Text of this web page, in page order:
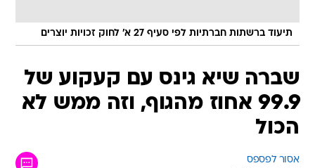
תיעוד ברשתות חברתיות לפי סעיף 27 א' לחוק זכויות יוצרים
שברה שיא גינס עם קעקוע של
99.9 אחוז מהגוף, וזה ממש לא
הכול
אסור לפספס